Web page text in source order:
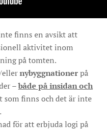
finns en avsikt att
aktivitet inom
på tomten.
ellernybyggnationerpå
–både på insidan och
som finns och det är inte
för att erbjuda logi på